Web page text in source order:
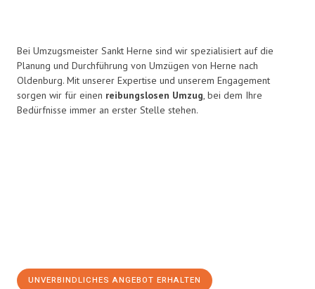
Bei Umzugsmeister Sankt Herne sind wir spezialisiert auf die
Planung und Durchführung von Umzügen von Herne nach
Oldenburg. Mit unserer Expertise und unserem Engagement
sorgen wir für einen reibungslosen Umzug, bei dem Ihre
Bedürfnisse immer an erster Stelle stehen.
UNVERBINDLICHES ANGEBOT ERHALTEN